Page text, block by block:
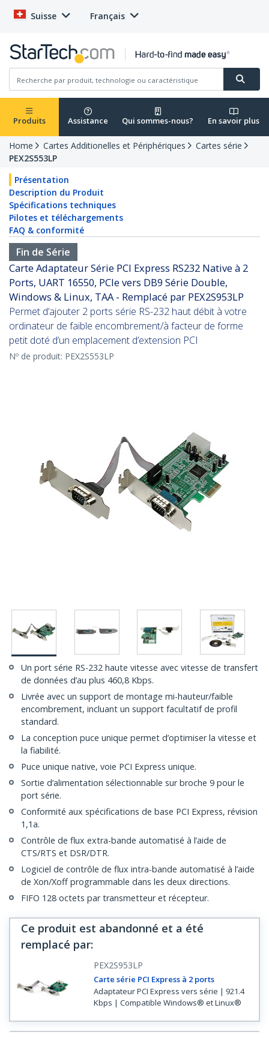
Suisse Français
Produits Assistance Qui sommes-nous? En savoir plus
Home Cartes Additionelles et Périphériques
Cartes série
PEX2S553LP
Présentation
Description du Produit
Spécifications techniques
Pilotes et téléchargements
FAQ & conformité
Fin de Série
Carte Adaptateur Série PCI Express RS232 Native à 2
Ports, UART 16550, PCIe vers DB9 Série Double,
Windows & Linux, TAA - Remplacé par PEX2S953LP
Permet d’ajouter 2 ports série RS-232 haut débit à votre
ordinateur de faible encombrement/à facteur de forme
petit doté d’un emplacement d’extension PCI
Nº de produit: PEX2S553LP
Un port série RS-232 haute vitesse avec vitesse de transfert
de données d’au plus 460,8 Kbps.
Livrée avec un support de montage mi-hauteur/faible
encombrement, incluant un support facultatif de profil
standard.
La conception puce unique permet d’optimiser la vitesse et
la fiabilité.
Puce unique native, voie PCI Express unique.
Sortie d’alimentation sélectionnable sur broche 9 pour le
port série.
Conformité aux spécifications de base PCI Express, révision
1,1a.
Contrôle de flux extra-bande automatisé à l’aide de
CTS/RTS et DSR/DTR.
Logiciel de contrôle de flux intra-bande automatisé à l’aide
de Xon/Xoff programmable dans les deux directions.
FIFO 128 octets par transmetteur et récepteur.
Ce produit est abandonné et a été
remplacé par:
PEX2S953LP
Carte série PCI Express à 2 ports
Adaptateur PCI Express vers série | 921.4
Kbps | Compatible Windows® et Linux®